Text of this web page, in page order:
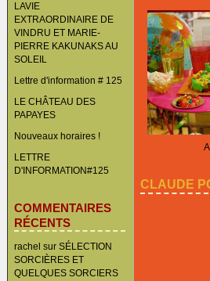
LAVIE
EXTRAORDINAIRE DE
VINDRU ET MARIE-
PIERRE KAKUNAKS AU
SOLEIL
Lettre d'information # 125
LE CHÂTEAU DES
PAPAYES
Nouveaux horaires !
LETTRE
D'INFORMATION#125
COMMENTAIRES
RÉCENTS
rachel sur SÉLECTION
SORCIÈRES ET
QUELQUES SORCIERS
CLAUDE